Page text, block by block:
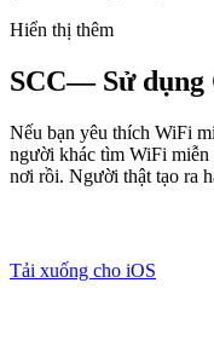
Hiển thị thêm
SCC— Sử dụng
Nếu bạn yêu thích WiFi
người khác tìm WiFi miễn
nơi rồi. Người thật tạo ra
Tải xuống cho iOS